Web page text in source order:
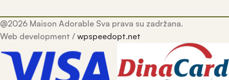
@2026 Maison Adorable Sva prava su zadržana.
Web development / wpspeedopt.net